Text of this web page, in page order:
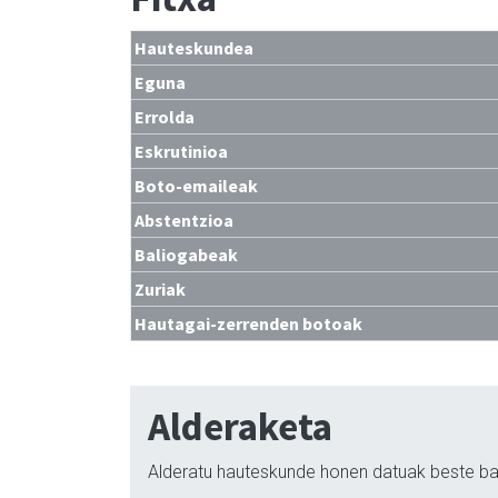
Hauteskundea
Eguna
Errolda
Eskrutinioa
Boto-emaileak
Abstentzioa
Baliogabeak
Zuriak
Hautagai-zerrenden botoak
Alderaketa
Alderatu hauteskunde honen datuak beste